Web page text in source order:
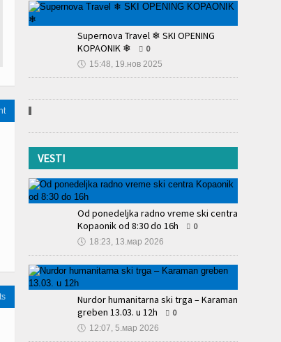
🕔 22:05, 3.дец 2025
Supernova Travel ❄ SKI OPENING
KOPAONIK ❄
0
VESTI
Od ponedeljka radno vreme ski centra
Kopaonik od 8:30 do 16h
0
🕔 18:23, 13.мар 2026
Nurdor humanitarna ski trga – Karaman